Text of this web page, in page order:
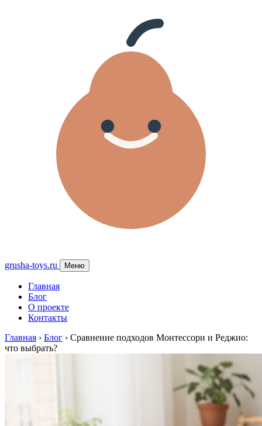
grusha-toys.ru Меню
Главная
Блог
О проекте
Контакты
Главная › Блог › Сравнение подходов Монтессори и Реджио:
что выбрать?